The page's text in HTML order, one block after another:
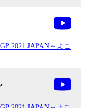
2021 JAPAN～よこ